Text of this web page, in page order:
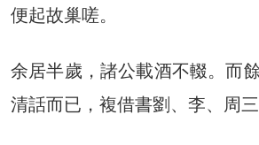
便起故巢嗟。
余居半歲，諸公載酒不輟。而
清話而已，複借書劉、李、周三